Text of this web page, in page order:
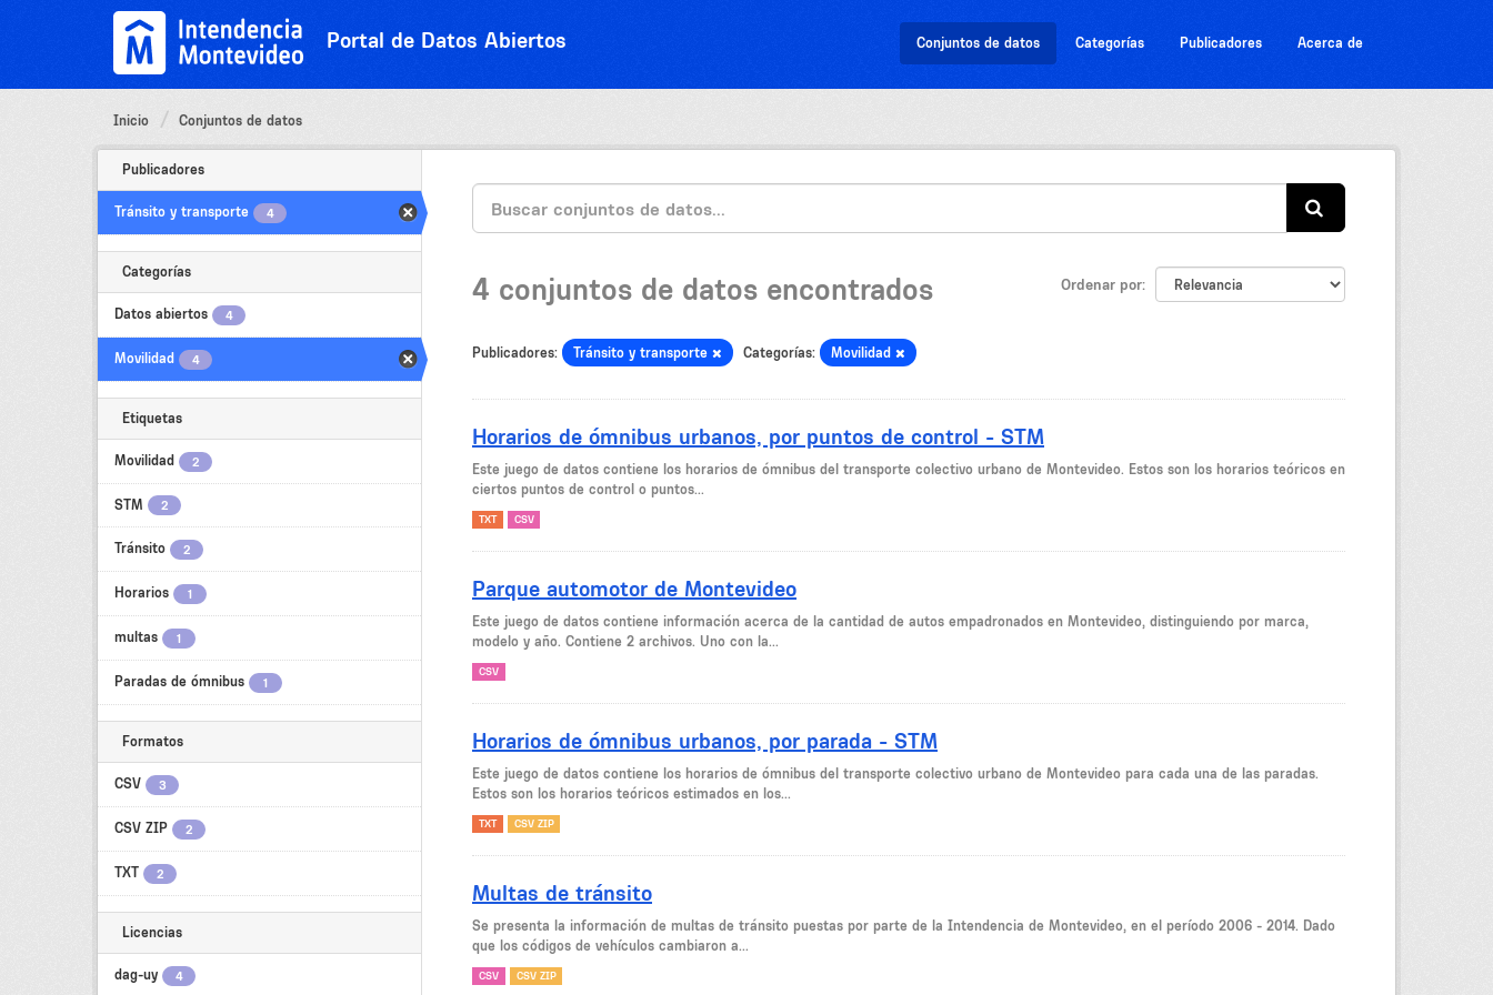
Portal de Datos Abiertos Conjuntos de datos Categorías Publicadores Acerca de
Inicio Conjuntos de datos
Publicadores
Tránsito y transporte 4
Categorías
Datos abiertos 4
Movilidad 4
Etiquetas
Movilidad 2
STM 2
Tránsito 2
Horarios 1
multas 1
Paradas de ómnibus 1
Formatos
CSV 3
CSV ZIP 2
TXT 2
Licencias
dag-uy 4
Ordenar por
4 conjuntos de datos encontrados
Publicadores: Tránsito y transporte Categorías: Movilidad
Horarios de ómnibus urbanos, por puntos de control - STM
Este juego de datos contiene los horarios de ómnibus del transporte colectivo urbano de Montevideo. Estos son los horarios teóricos en
ciertos puntos de control o puntos...
TXT CSV
Parque automotor de Montevideo
Este juego de datos contiene información acerca de la cantidad de autos empadronados en Montevideo, distinguiendo por marca,
modelo y año. Contiene 2 archivos. Uno con la...
CSV
Horarios de ómnibus urbanos, por parada - STM
Este juego de datos contiene los horarios de ómnibus del transporte colectivo urbano de Montevideo para cada una de las paradas.
Estos son los horarios teóricos estimados en los...
TXT CSV ZIP
Multas de tránsito
Se presenta la información de multas de tránsito puestas por parte de la Intendencia de Montevideo, en el período 2006 - 2014. Dado
que los códigos de vehículos cambiaron a...
CSV CSV ZIP